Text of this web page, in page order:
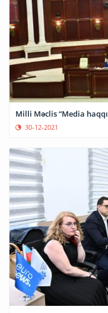
Milli Məclis “Media
30-12-2021